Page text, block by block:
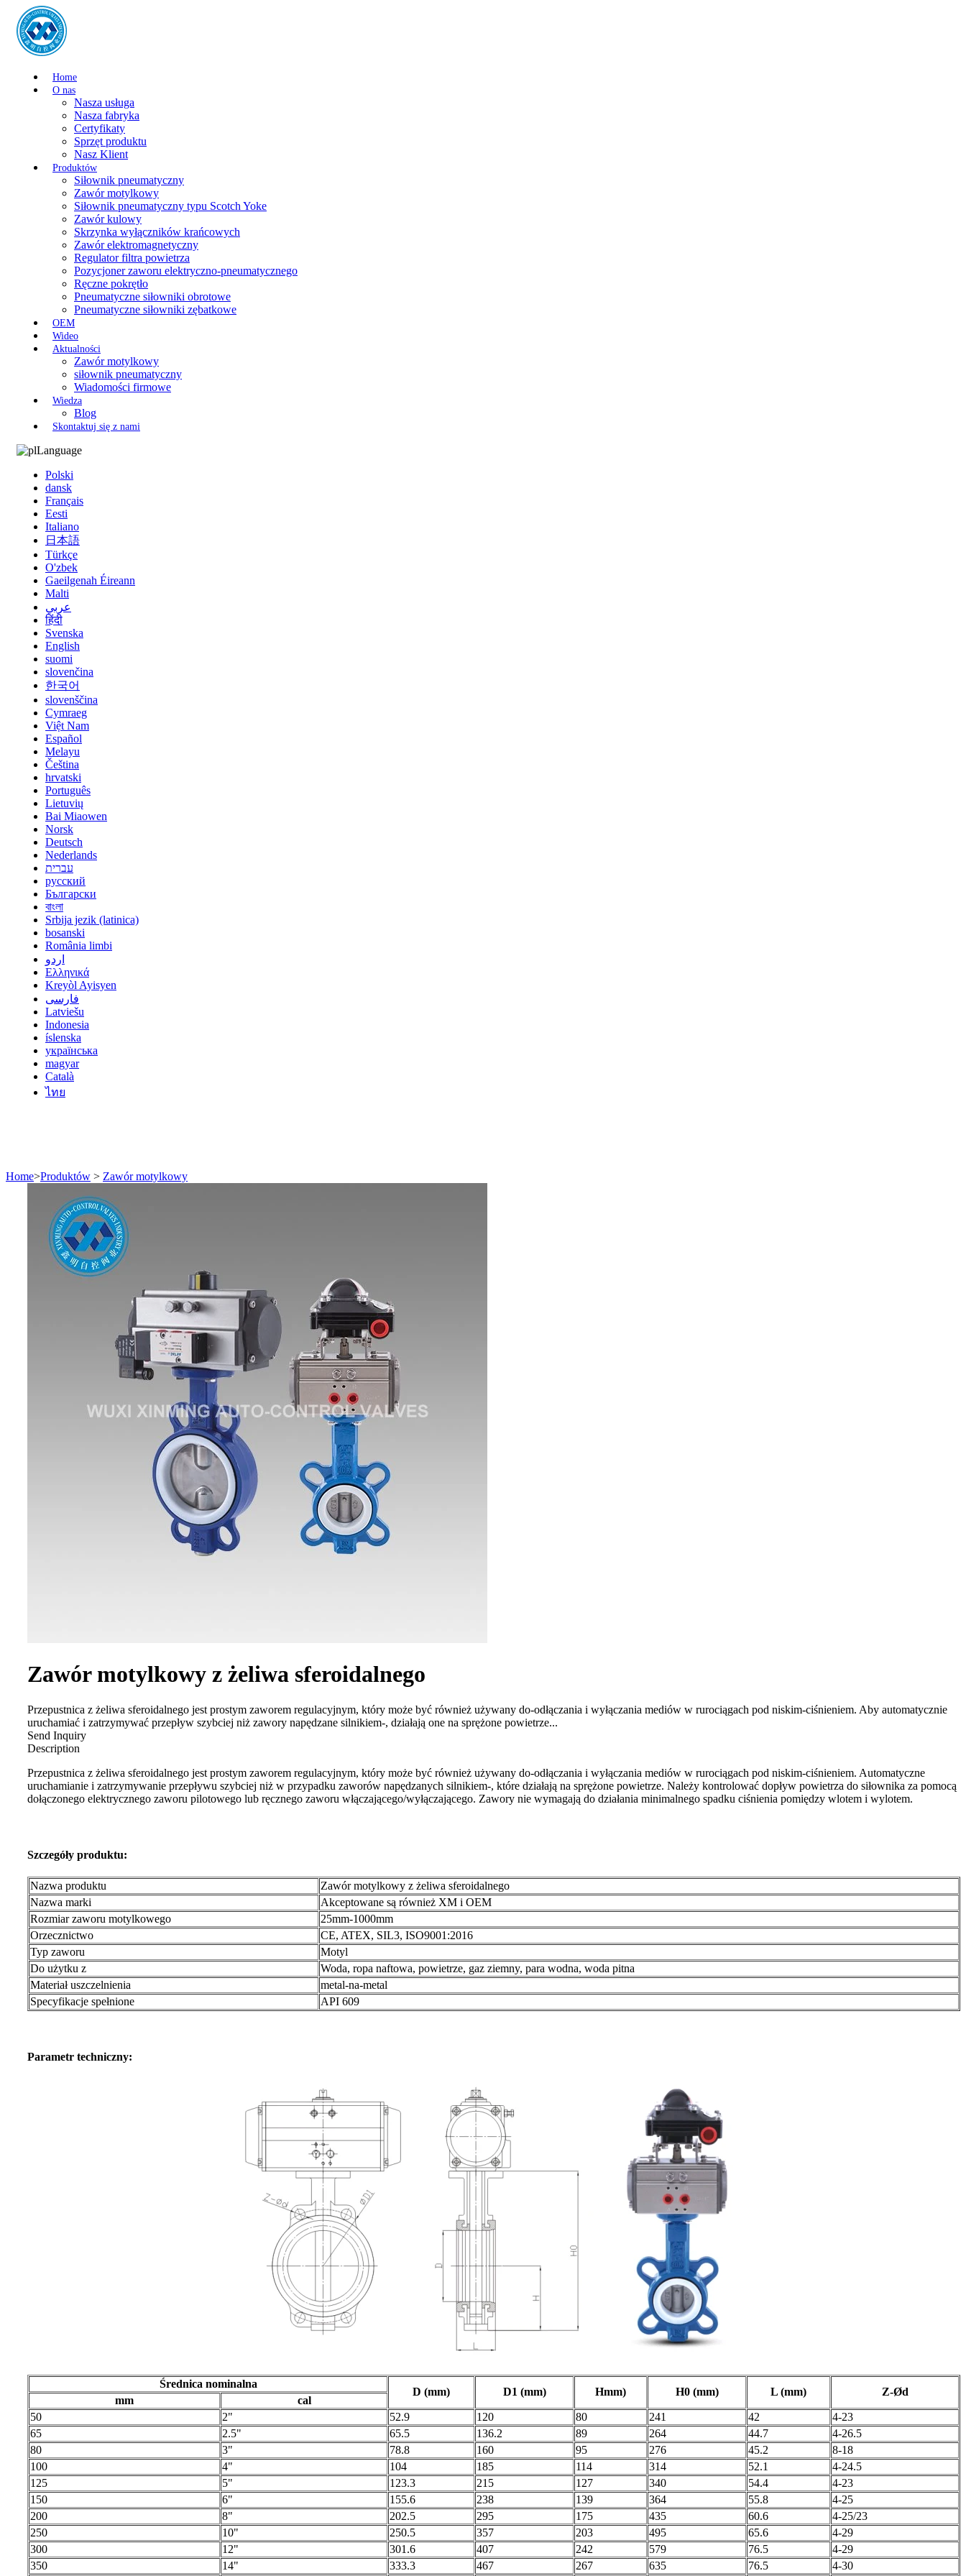
Home
O nas
Nasza usługa
Nasza fabryka
Certyfikaty
Sprzęt produktu
Nasz Klient
Produktów
Siłownik pneumatyczny
Zawór motylkowy
Siłownik pneumatyczny typu Scotch Yoke
Zawór kulowy
Skrzynka wyłączników krańcowych
Zawór elektromagnetyczny
Regulator filtra powietrza
Pozycjoner zaworu elektryczno-pneumatycznego
Ręczne pokrętło
Pneumatyczne siłowniki obrotowe
Pneumatyczne siłowniki zębatkowe
OEM
Wideo
Aktualności
Zawór motylkowy
siłownik pneumatyczny
Wiadomości firmowe
Wiedza
Blog
Skontaktuj się z nami
Language
Polski
dansk
Français
Eesti
Italiano
日本語
Türkçe
O'zbek
Gaeilgenah Éireann
Malti
عربي
हिंदी
Svenska
English
suomi
slovenčina
한국어
slovenščina
Cymraeg
Việt Nam
Español
Melayu
Čeština
hrvatski
Português
Lietuvių
Bai Miaowen
Norsk
Deutsch
Nederlands
עברית
русский
Български
বাংলা
Srbija jezik (latinica)
bosanski
România limbi
اردو
Ελληνικά
Kreyòl Ayisyen
فارسی
Latviešu
Indonesia
íslenska
українська
magyar
Català
ไทย
Home>Produktów > Zawór motylkowy
Zawór motylkowy z żeliwa sferoidalnego
Przepustnica z żeliwa sferoidalnego jest prostym zaworem regulacyjnym, który może być również używany do-odłączania i wyłączania mediów w rurociągach pod niskim-ciśnieniem. Aby automatycznie
uruchamiać i zatrzymywać przepływ szybciej niż zawory napędzane silnikiem-, działają one na sprężone powietrze...
Send Inquiry
Description
Przepustnica z żeliwa sferoidalnego jest prostym zaworem regulacyjnym, który może być również używany do-odłączania i wyłączania mediów w rurociągach pod niskim-ciśnieniem. Automatyczne
uruchamianie i zatrzymywanie przepływu szybciej niż w przypadku zaworów napędzanych silnikiem-, które działają na sprężone powietrze. Należy kontrolować dopływ powietrza do siłownika za pomocą
dołączonego elektrycznego zaworu pilotowego lub ręcznego zaworu włączającego/wyłączającego. Zawory nie wymagają do działania minimalnego spadku ciśnienia pomiędzy wlotem i wylotem.
Szczegóły produktu:
Nazwa produktu
Zawór motylkowy z żeliwa sferoidalnego
Nazwa marki
Akceptowane są również XM i OEM
Rozmiar zaworu motylkowego
25mm-1000mm
Orzecznictwo
CE, ATEX, SIL3, ISO9001:2016
Typ zaworu
Motyl
Do użytku z
Woda, ropa naftowa, powietrze, gaz ziemny, para wodna, woda pitna
Materiał uszczelnienia
metal-na-metal
Specyfikacje spełnione
API 609
Parametr techniczny:
Średnica nominalna
D (mm) D1 (mm) Hmm) H0 (mm) L (mm) Z-Ød
mm
cal
50
2" 52.9 120 80 241 42
4-23
65
2.5" 65.5 136.2 89 264 44.7
4-26.5
80
3" 78.8 160 95 276 45.2
8-18
100
4" 104 185 114 314 52.1
4-24.5
125
5" 123.3 215 127 340 54.4
4-23
150
6" 155.6 238 139 364 55.8
4-25
200
8" 202.5 295 175 435 60.6
4-25/23
250
10" 250.5 357 203 495 65.6
4-29
300
12" 301.6 407 242 579 76.5
4-29
350
14" 333.3 467 267 635 76.5
4-30